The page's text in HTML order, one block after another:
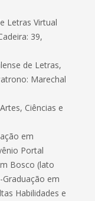
Letras Virtual
39,
de Letras,
Marechal
Ciências e
em
Portal
Bosco (lato
Graduação em
Habilidades e